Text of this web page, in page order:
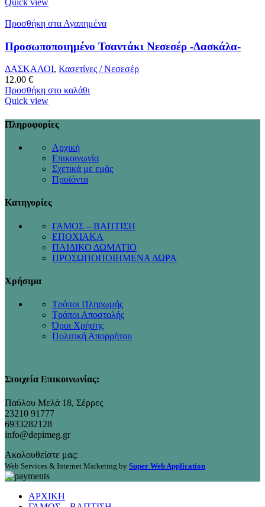
Quick view
Προσθήκη στα Αγαπημένα
Προσωποποιημένο Τσαντάκι Νεσεσέρ -Δασκάλα-
ΔΑΣΚΑΛΟΙ, Κασετίνες / Νεσεσέρ
12.00 €
Προσθήκη στο καλάθι
Quick view
Πληροφορίες
Αρχική
Επικοινωνία
Σχετικά με εμάς
Προϊόντα
Κατηγορίες
ΓΑΜΟΣ – ΒΑΠΤΙΣΗ
ΕΠΟΧΙΑΚΑ
ΠΑΙΔΙΚΟ ΔΩΜΑΤΙΟ
ΠΡΟΣΩΠΟΠΟΙΗΜΕΝΑ ΔΩΡΑ
Χρήσιμα
Τρόποι Πληρωμής
Τρόποι Αποστολής
Όροι Χρήσης
Πολιτική Απορρήτου
Στοιχεία Επικοινωνίας:
Παύλου Μελά 18, Σέρρες
23210 91777
6933282128
info@depimeg.gr
Ακολουθείστε μας:
Web Services & Internet Marketing by Super Web Application
ΑΡΧΙΚΗ